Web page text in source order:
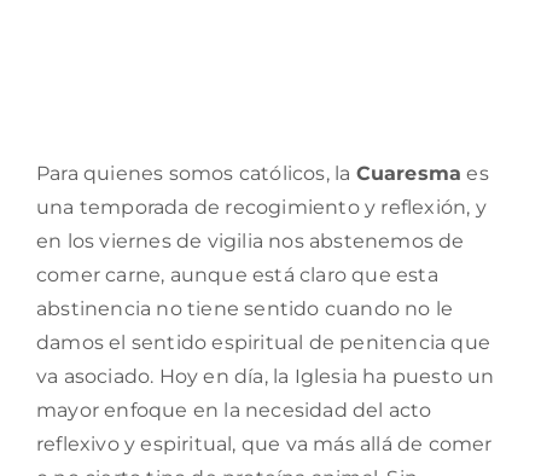
Para quienes somos católicos, la Cuaresma es
una temporada de recogimiento y reflexión, y
en los viernes de vigilia nos abstenemos de
comer carne, aunque está claro que esta
abstinencia no tiene sentido cuando no le
damos el sentido espiritual de penitencia que
va asociado. Hoy en día, la Iglesia ha puesto un
mayor enfoque en la necesidad del acto
reflexivo y espiritual, que va más allá de comer